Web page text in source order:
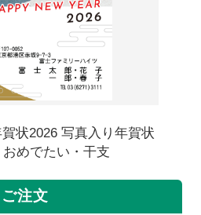
状2026 写真入り年賀状
おめでたい・干支
ご注文